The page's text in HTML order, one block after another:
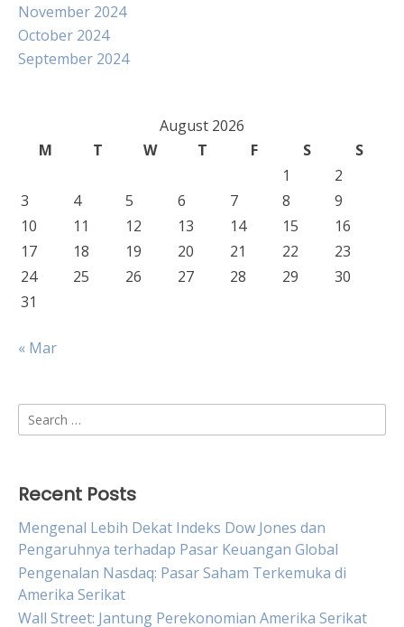
November 2024
October 2024
September 2024
August 2026
M
T W T F S
S
1
2
3
4 5 6 7 8
9
10
11 12 13 14 15
16
17
18 19 20 21 22
23
24
25 26 27 28 29
30
31
« Mar
Search
for:
Recent Posts
Mengenal Lebih Dekat Indeks Dow Jones dan
Pengaruhnya terhadap Pasar Keuangan Global
Pengenalan Nasdaq: Pasar Saham Terkemuka di
Amerika Serikat
Wall Street: Jantung Perekonomian Amerika Serikat